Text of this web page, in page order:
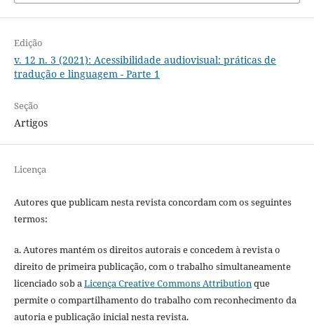
Edição
v. 12 n. 3 (2021): Acessibilidade audiovisual: práticas de
tradução e linguagem - Parte 1
Seção
Artigos
Licença
Autores que publicam nesta revista concordam com os seguintes
termos:
a. Autores mantém os direitos autorais e concedem à revista o
direito de primeira publicação, com o trabalho simultaneamente
licenciado sob aLicença Creative Commons Attributionque
permite o compartilhamento do trabalho com reconhecimento da
autoria e publicação inicial nesta revista.